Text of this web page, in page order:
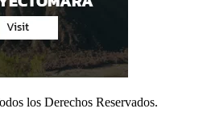
los Derechos Reservados.